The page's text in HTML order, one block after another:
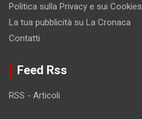
Politica sulla Privacy e sui Cookies
La tua pubblicità su La Cronaca
Contatti
Feed Rss
RSS - Articoli